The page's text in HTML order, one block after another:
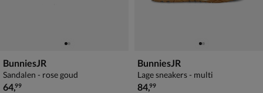
BunniesJR
Sandalen - rose goud
€ 64,99
64,99
BunniesJR
Lage sneakers - multi
€ 84,99
84,99